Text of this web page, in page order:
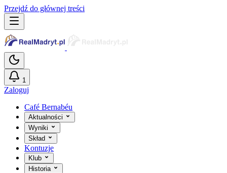
Przejdź do głównej treści
1
Zaloguj
Café Bernabéu
Aktualności
Wyniki
Skład
Kontuzje
Klub
Historia